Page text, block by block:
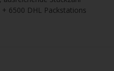
6500 DHL Packstations